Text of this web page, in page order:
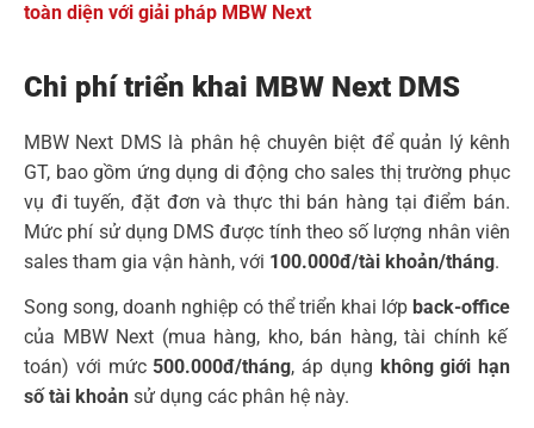
toàn diện với giải pháp MBW Next
Chi phí triển khai MBW Next DMS
MBW Next DMS là phân hệ chuyên biệt để quản lý kênh
GT, bao gồm ứng dụng di động cho sales thị trường phục
vụ đi tuyến, đặt đơn và thực thi bán hàng tại điểm bán.
Mức phí sử dụng DMS được tính theo số lượng nhân viên
sales tham gia vận hành, với 100.000đ/tài khoản/tháng.
Song song, doanh nghiệp có thể triển khai lớp back-office
của MBW Next (mua hàng, kho, bán hàng, tài chính kế
toán) với mức 500.000đ/tháng, áp dụng không giới hạn
số tài khoản sử dụng các phân hệ này.